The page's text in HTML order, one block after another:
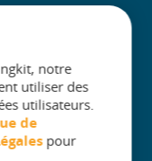
Sell
notre
utiliser des
utilisateurs.
de
pour